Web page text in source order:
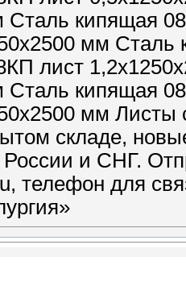
Сталь кипящая
мм
лист
Сталь кипящая
мм
складе,
и СНГ.
телефон для